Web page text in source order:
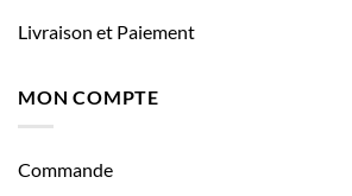
Livraison et Paiement
MON COMPTE
Commande